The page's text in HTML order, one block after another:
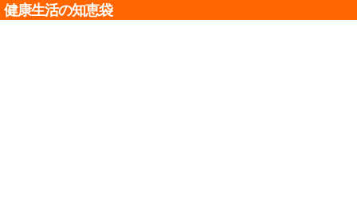
健康生活の知恵袋